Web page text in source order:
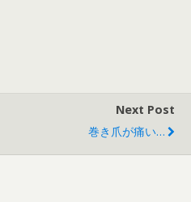
Next Post
巻き爪が痛い…